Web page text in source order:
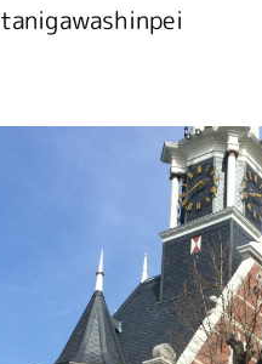
tanigawashinpei